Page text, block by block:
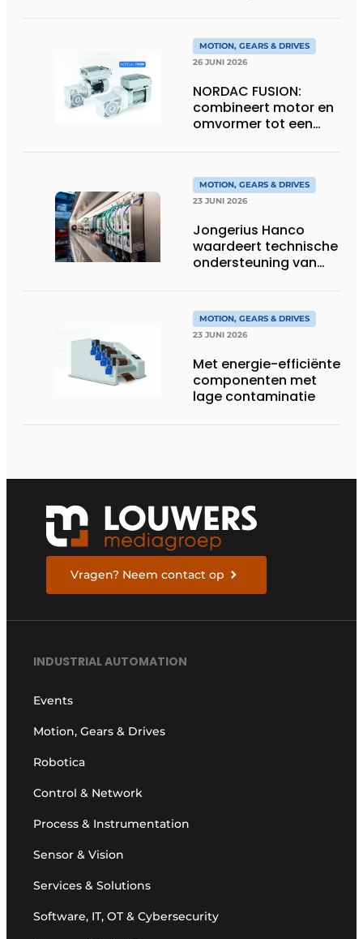
MOTION, GEARS & DRIVES
26 JUNI 2026
NORDAC FUSION:
combineert motor en
omvormer tot een
eenheid
MOTION, GEARS & DRIVES
23 JUNI 2026
Jongerius Hanco
waardeert technische
ondersteuning van
MOTION, GEARS & DRIVES
23 JUNI 2026
Met energie-efficiënte
componenten met
lage contaminatie
Vragen? Neem contact op
INDUSTRIAL AUTOMATION
Events
Motion, Gears & Drives
Robotica
Control & Network
Process & Instrumentation
Sensor & Vision
Services & Solutions
Software, IT, OT & Cybersecurity